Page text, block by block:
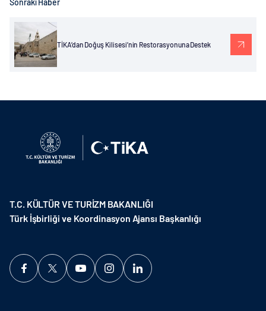
Sonraki Haber
TİKA’dan Doğuş Kilisesi’nin Restorasyonuna Destek
T.C. KÜLTÜR VE TURİZM BAKANLIĞI
Türk İşbirliği ve Koordinasyon Ajansı Başkanlığı